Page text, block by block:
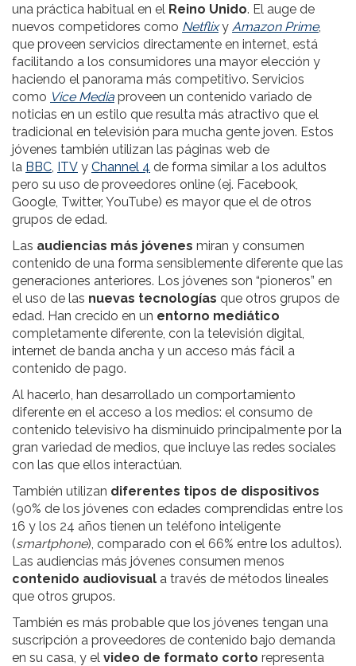
una práctica habitual en el Reino Unido. El auge de
nuevos competidores como Netflixy Amazon Prime,
que proveen servicios directamente en internet, está
facilitando a los consumidores una mayor elección y
haciendo el panorama más competitivo. Servicios
como Vice Media proveen un contenido variado de
noticias en un estilo que resulta más atractivo que el
tradicional en televisión para mucha gente joven. Estos
jóvenes también utilizan las páginas web de
la BBC ITV y Channel 4 de forma similar a los adultos
pero su uso de proveedores online (ej. Facebook,
Google, Twitter, YouTube) es mayor que el de otros
grupos de edad.
Las audiencias más jóvenes miran y consumen
contenido de una forma sensiblemente diferente que las
generaciones anteriores. Los jóvenes son “pioneros” en
el uso de las nuevas tecnologías que otros grupos de
edad. Han crecido en un entorno mediático
completamente diferente, con la televisión digital,
internet de banda ancha y un acceso más fácil a
contenido de pago.
Al hacerlo, han desarrollado un comportamiento
diferente en el acceso a los medios: el consumo de
contenido televisivo ha disminuido principalmente por la
gran variedad de medios, que incluye las redes sociales
con las que ellos interactúan.
También utilizan diferentes tipos de dispositivos
(90% de los jóvenes con edades comprendidas entre los
16 y los 24 años tienen un teléfono inteligente
(smartphone), comparado con el 66% entre los adultos).
Las audiencias más jóvenes consumen menos
contenido audiovisual a través de métodos lineales
que otros grupos.
También es más probable que los jóvenes tengan una
suscripción a proveedores de contenido bajo demanda
en su casa, y el video de formato corto representa